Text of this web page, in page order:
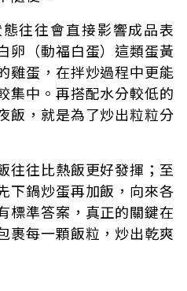
往往會直接影響成品表
卵（動福白蛋）這類蛋黃
雞蛋，在拌炒過程中更能
集中。再搭配水分較低的
飯，就是為了炒出粒粒分
往往比熱飯更好發揮；至
下鍋炒蛋再加飯，向來各
標準答案，真正的關鍵在
裹每一顆飯粒，炒出乾爽